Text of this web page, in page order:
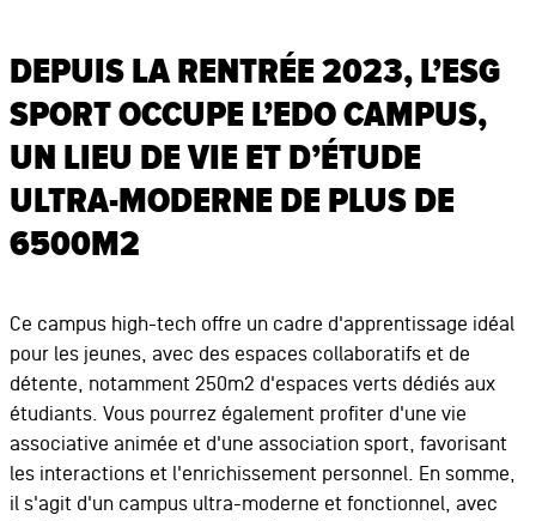
DEPUIS LA RENTRÉE 2023, L’ESG
SPORT OCCUPE L’EDO CAMPUS,
UN LIEU DE VIE ET D’ÉTUDE
ULTRA-MODERNE DE PLUS DE
6500M2
Ce campus high-tech offre un cadre d'apprentissage idéal
pour les jeunes, avec des espaces collaboratifs et de
détente, notamment 250m2 d'espaces verts dédiés aux
étudiants. Vous pourrez également profiter d'une vie
associative animée et d'une association sport, favorisant
les interactions et l'enrichissement personnel. En somme,
il s'agit d'un campus ultra-moderne et fonctionnel, avec